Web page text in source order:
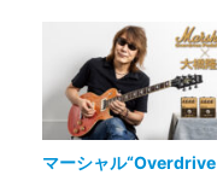
マーシャル“Overdrive